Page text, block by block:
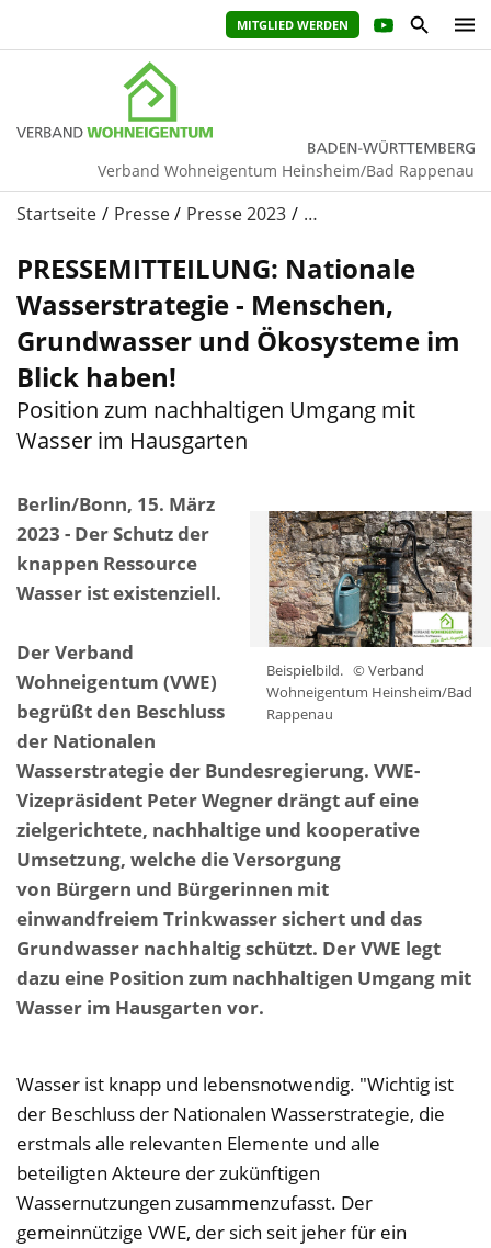
MITGLIED WERDEN
Verband Wohneigentum Heinsheim/Bad Rappenau
Startseite Presse Presse 2023 …
PRESSEMITTEILUNG: Nationale
Wasserstrategie - Menschen,
Grundwasser und Ökosysteme im
Blick haben!
Position zum nachhaltigen Umgang mit
Wasser im Hausgarten
Beispielbild. © Verband
Wohneigentum Heinsheim/Bad
Rappenau
Berlin/Bonn, 15. März
2023 - Der Schutz der
knappen Ressource
Wasser ist existenziell.
Der Verband
Wohneigentum (VWE)
begrüßt den Beschluss
der Nationalen
Wasserstrategie der Bundesregierung. VWE-
Vizepräsident Peter Wegner drängt auf eine
zielgerichtete, nachhaltige und kooperative
Umsetzung, welche die Versorgung
von Bürgern und Bürgerinnen mit
einwandfreiem Trinkwasser sichert und das
Grundwasser nachhaltig schützt. Der VWE legt
dazu eine Position zum nachhaltigen Umgang mit
Wasser im Hausgarten vor.
Wasser ist knapp und lebensnotwendig. "Wichtig ist
der Beschluss der Nationalen Wasserstrategie, die
erstmals alle relevanten Elemente und alle
beteiligten Akteure der zukünftigen
Wassernutzungen zusammenzufasst. Der
gemeinnützige VWE, der sich seit jeher für ein